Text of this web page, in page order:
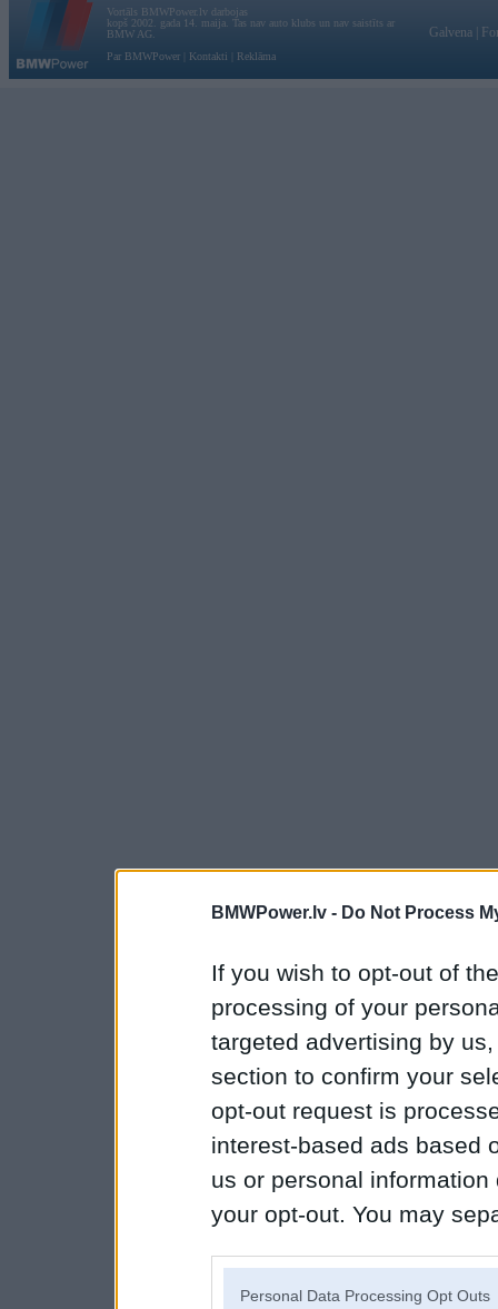
BMWPower.lv - Do Not Process
If you wish to opt-out of
processing of your
targeted advertising by
section to confirm your
opt-out request is
interest-based ads based
us or personal
your opt-out. You may
Personal Data Processing Opt Outs
Vortāls BMWPower.lv darbojas
kopš 2002. gada 14. maija. Tas nav auto klubs un nav saistīts ar
BMW AG.
Par BMWPower
Kontakti Reklāma
Galvena